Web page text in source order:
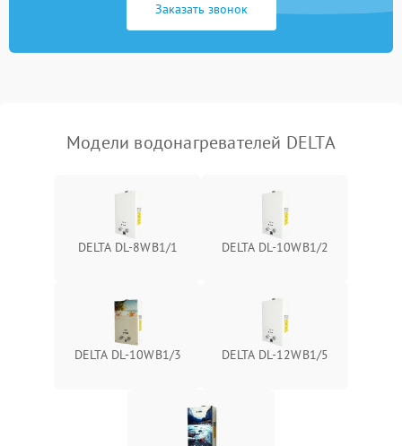
Заказать звонок
Модели водонагревателей DELTA
DELTA DL-8WB1/1 DELTA DL-10WB1/2
DELTA DL-10WB1/3 DELTA DL-12WB1/5